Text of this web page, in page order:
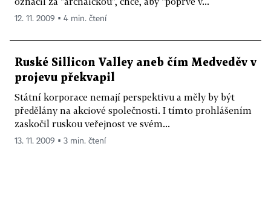
12. 11. 2009 ▪ 4 min. čtení
Ruské Sillicon Valley aneb čím Medveděv v
projevu překvapil
Státní korporace nemají perspektivu a měly by být
předělány na akciové společnosti. I tímto prohlášením
zaskočil ruskou veřejnost ve svém...
13. 11. 2009 ▪ 3 min. čtení